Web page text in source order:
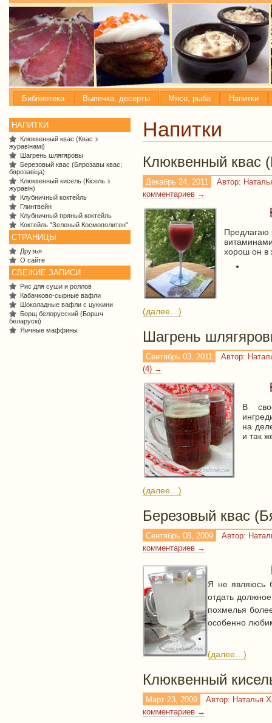
Библиотека Выпечка, десерты Мясо, рыба Напитки
Напитки
Клюквенный квас
Декабрь 24, 2011
Автор:
комментариев →
Предлагаю
хорош он в
(далее…)
Шагрень
Сентябрь 03, 2011
Автор:
(4) →
В
на
и так
(далее…)
Березовый квас
Сентябрь 08, 2009
Автор:
комментариев →
Я не являюсь
отдать
похмелья
особенно
(далее…)
Клюквенный
Март 23, 2009
Автор: Наталья
комментариев →
НАПИТКИ
Клюквенный квас (Квас з
журавiнамi)
Шагрень шлягяровы
Березовый квас (Бярозавы квас;
бярозавіца)
Клюквенный кисель (Кiсель з
журавiн)
Клубничный коктейль
Глинтвейн
Клубничный пряный коктейль
Коктейль "Зеленый Космополитен"
СТРАНИЦЫ
Друзья
О сайте
СВЕЖИЕ ЗАПИСИ
Рис для суши и роллов
Кабачково-сырные вафли
Шоколадные вафли с цуккини
Борщ белорусский (Боршч
беларускі)
Яичные маффины